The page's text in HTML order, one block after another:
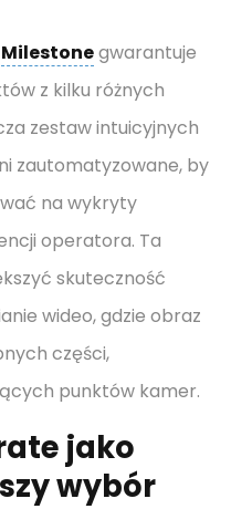
Milestonegwarantuje
z kilku różnych
zestaw intuicyjnych
zautomatyzowane, by
na wykryty
operatora. Ta
skuteczność
wideo, gdzie obraz
części,
punktów kamer.
jako
wybór